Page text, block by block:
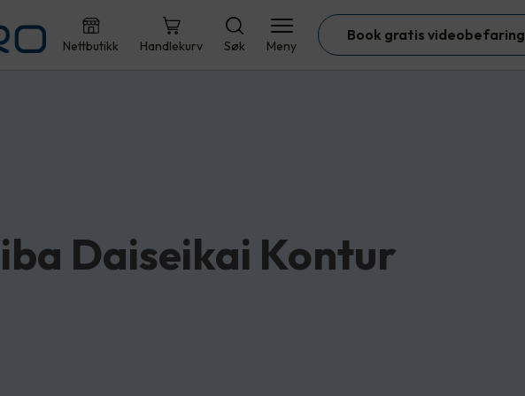
Nettbutikk Handlekurv Søk Meny
Book gratis videobefaring
Daiseikai Kontur